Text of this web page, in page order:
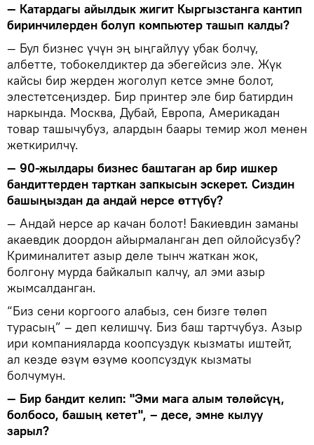
— Катардагы айылдык жигит Кыргызстанга кантип
биринчилерден болуп компьютер ташып калды?
— Бул бизнес үчүн эң ыңгайлуу убак болчу,
албетте, тобокелдиктер да эбегейсиз эле. Жүк
кайсы бир жерден жоголуп кетсе эмне болот,
элестетсеңиздер. Бир принтер эле бир батирдин
наркында. Москва, Дубай, Европа, Америкадан
товар ташычубуз, алардын баары темир жол менен
жеткирилчү.
— 90-жылдары бизнес баштаган ар бир ишкер
бандиттерден тарткан запкысын эскерет. Сиздин
башыңыздан да андай нерсе өттүбү?
— Андай нерсе ар качан болот! Бакиевдин заманы
акаевдик доордон айырмаланган деп ойлойсузбу?
Криминалитет азыр деле тынч жаткан жок,
болгону мурда байкалып калчу, ал эми азыр
жымсалданган.
“Биз сени коргоого алабыз, сен бизге төлөп
турасың” – деп келишчү. Биз баш тартчубуз. Азыр
ири компанияларда коопсуздук кызматы иштейт,
ал кезде өзүм өзүмө коопсуздук кызматы
болчумун.
— Бир бандит келип: "Эми мага алым төлөйсүң,
болбосо, башың кетет", – десе, эмне кылуу
зарыл?